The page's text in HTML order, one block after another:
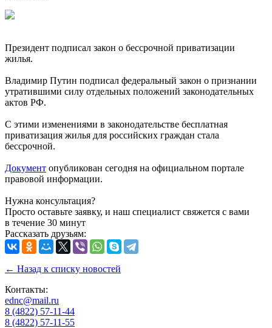
Президент подписал закон о бессрочной приватизации
жилья.
Владимир Путин подписал федеральный закон о признании
утратившими силу отдельных положений законодательных
актов РФ.
С этими изменениями в законодательстве бесплатная
приватизация жилья для российских граждан стала
бессрочной.
Документ опубликован сегодня на официальном портале
правовой информации.
Нужна консультация?
Просто оставьте заявку, и наш специалист свяжется с вами
в течение 30 минут
Рассказать друзьям:
← Назад к списку новостей
Контакты:
ednc@mail.ru
8 (4822) 57-11-44
8 (4822) 57-11-55